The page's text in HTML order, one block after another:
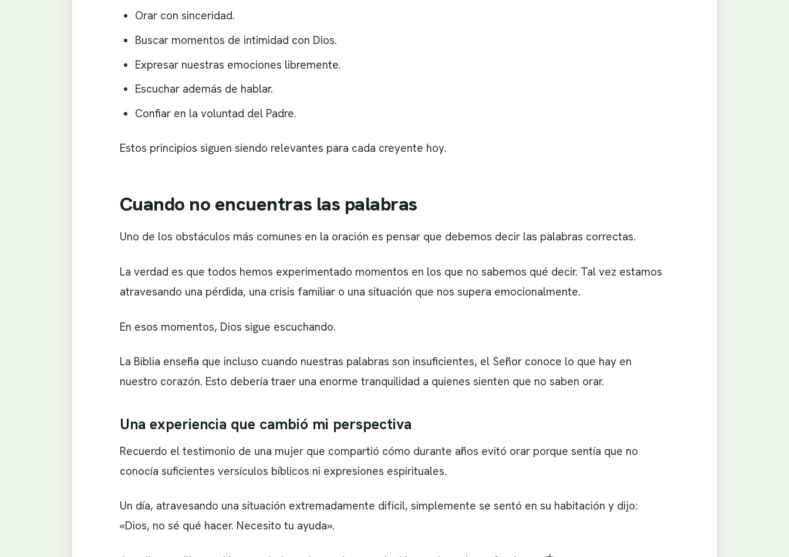
Orar con sinceridad.
Buscar momentos de intimidad con Dios.
Expresar nuestras emociones libremente.
Escuchar además de hablar.
Confiar en la voluntad del Padre.
Estos principios siguen siendo relevantes para cada creyente hoy.
Cuando no encuentras las palabras
Uno de los obstáculos más comunes en la oración es pensar que debemos decir las palabras correctas.
La verdad es que todos hemos experimentado momentos en los que no sabemos qué decir. Tal vez estamos
atravesando una pérdida, una crisis familiar o una situación que nos supera emocionalmente.
En esos momentos, Dios sigue escuchando.
La Biblia enseña que incluso cuando nuestras palabras son insuficientes, el Señor conoce lo que hay en
nuestro corazón. Esto debería traer una enorme tranquilidad a quienes sienten que no saben orar.
Una experiencia que cambió mi perspectiva
Recuerdo el testimonio de una mujer que compartió cómo durante años evitó orar porque sentía que no
conocía suficientes versículos bíblicos ni expresiones espirituales.
Un día, atravesando una situación extremadamente difícil, simplemente se sentó en su habitación y dijo:
«Dios, no sé qué hacer. Necesito tu ayuda».